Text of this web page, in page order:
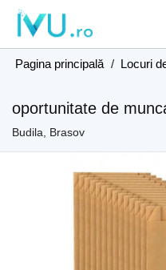
Pagina principală / Locuri
oportunitate de
Budila, Brasov